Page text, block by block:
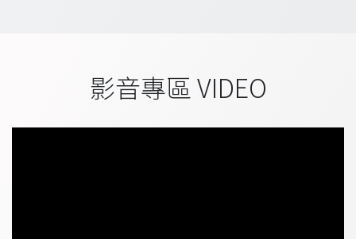
影音專區 VIDEO